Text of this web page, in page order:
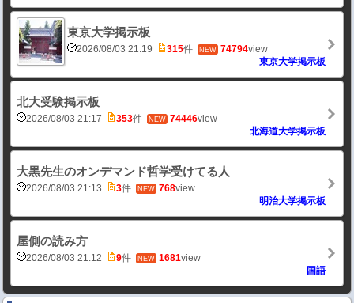
東京大学掲示板
2026/08/03 21:19 315件 NEW 74794view
東京大学掲示板
北大受験掲示板
2026/08/03 21:17 353件 NEW 74446view
北海道大学掲示板
大黒先生のオンデマンド哲学受けてる人
2026/08/03 21:13 3件 NEW 768view
明治大学掲示板
屋側の読み方
2026/08/03 21:12 9件 NEW 1681view
国語